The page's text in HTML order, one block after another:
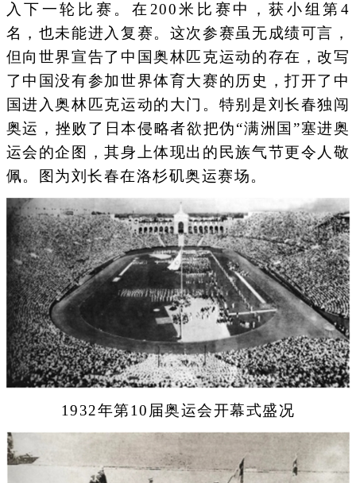
入下一轮比赛。在200米比赛中，获小组第4
名，也未能进入复赛。这次参赛虽无成绩可言，
但向世界宣告了中国奥林匹克运动的存在，改写
了中国没有参加世界体育大赛的历史，打开了中
国进入奥林匹克运动的大门。特别是刘长春独闯
奥运，挫败了日本侵略者欲把伪“满洲国”塞进奥
运会的企图，其身上体现出的民族气节更令人敬
佩。图为刘长春在洛杉矶奥运赛场。
1932年第10届奥运会开幕式盛况